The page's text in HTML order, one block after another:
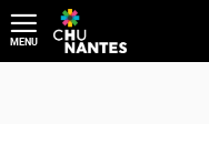
Aller
au
contenu
MENU